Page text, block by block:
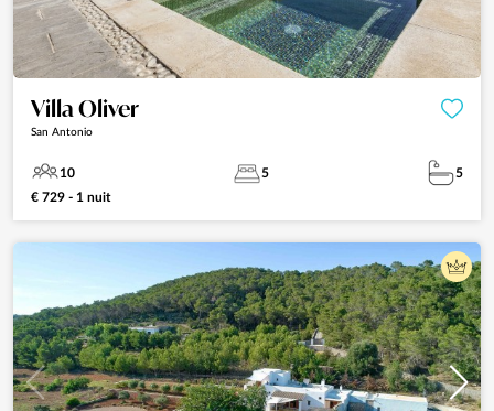
Villa Oliver
San Antonio
10 5
5
€ 729 - 1 nuit